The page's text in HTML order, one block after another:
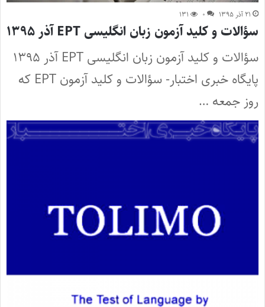
۲۱ آذر ۱۳۹۵ ۰ ۱۳۱
سؤالات و کلید آزمون زبان انگلیسی EPT آذر ۱۳۹۵
سؤالات و کلید آزمون زبان انگلیسی EPT آذر ۱۳۹۵
پایگاه خبری اختبار- سؤالات و کلید آزمون EPT که
روز جمعه …